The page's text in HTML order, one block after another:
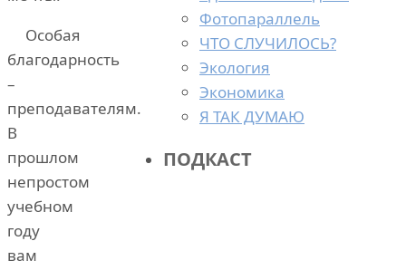
Особая
благодарность
–
преподавателям.
В
прошлом
непростом
учебном
году
вам
Фотопараллель
ЧТО СЛУЧИЛОСЬ?
Экология
Экономика
Я ТАК ДУМАЮ
ПОДКАСТ